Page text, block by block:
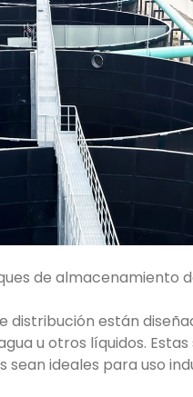
de almacenamiento
distribución están
u otros líquidos. Estas
ideales para uso